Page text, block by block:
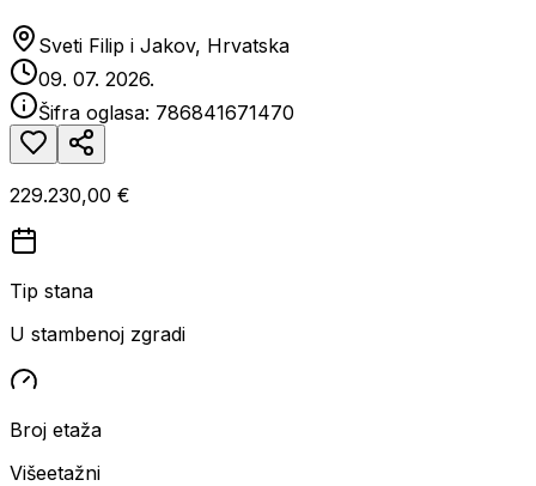
Sveti Filip i Jakov, Hrvatska
09. 07. 2026.
Šifra oglasa: 786841671470
229.230,00 €
Tip stana
U stambenoj zgradi
Broj etaža
Višeetažni